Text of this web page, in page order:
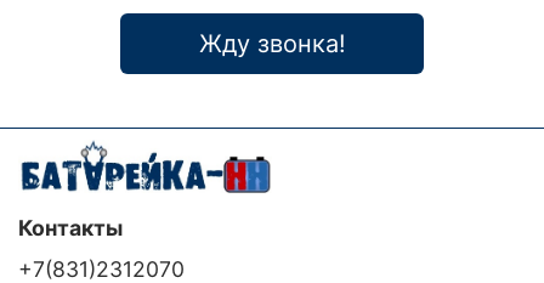
Жду звонка!
Контакты
+7(831)2312070